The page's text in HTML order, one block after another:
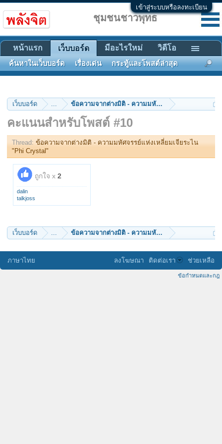
เข้าสู่ระบบหรือลงทะเบียน
เว็บบอร์ด ... ข้อความจากต่างมิติ - ความมหัศจรรย์แห่งเหลี่ยมเจียร
คะแนนสำหรับโพสต์ #10
Thread: ข้อความจากต่างมิติ - ความมหัศจรรย์แห่งเหลี่ยมเจียระไน
"Phi Crystal"
ถูกใจ x 2
dalin
talkjoss
เว็บบอร์ด ... ข้อความจากต่างมิติ - ความมหัศจรรย์แห่งเหลี่ยมเจียร
ชุมชนชาวพุทธ
หน้าแรก เว็บบอร์ด
ค้นหาในเว็บบอร์ด เรื่องเด่น กระทู้และโพสต์ล่าสุด
มีอะไรใหม่ วิดีโอ
ภาษาไทย ลงโฆษณา ติดต่อเรา ช่วยเหลือ
ข้อกำหนดและกฎ